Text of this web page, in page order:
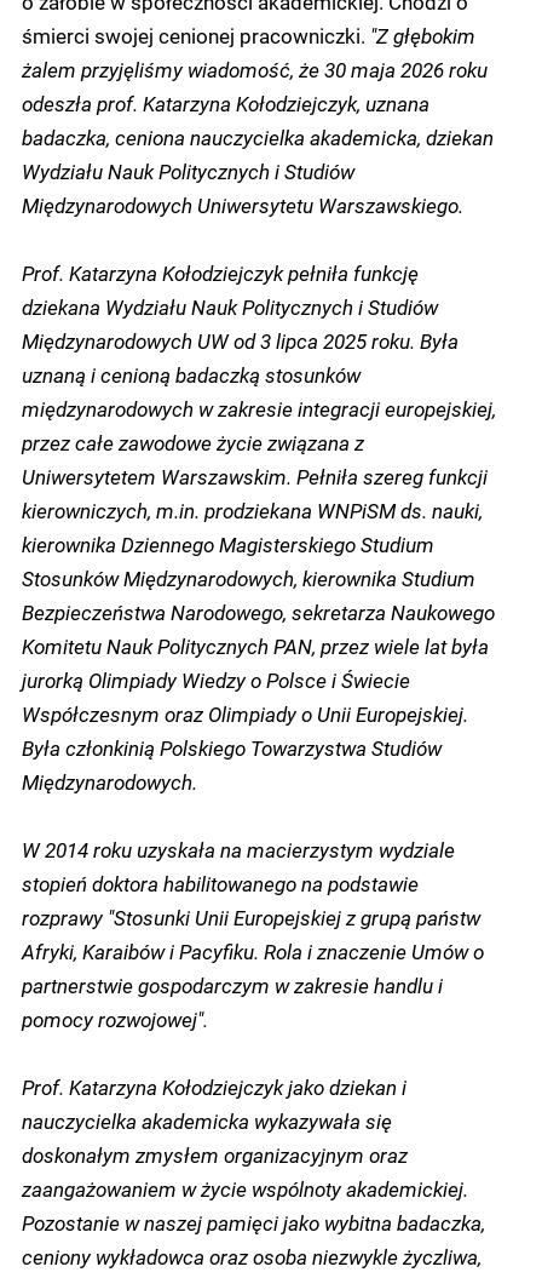
śmierci swojej cenionej pracowniczki. "Z głębokim
żalem przyjęliśmy wiadomość, że 30 maja 2026 roku
odeszła prof. Katarzyna Kołodziejczyk, uznana
badaczka, ceniona nauczycielka akademicka, dziekan
Wydziału Nauk Politycznych i Studiów
Międzynarodowych Uniwersytetu Warszawskiego.
Prof. Katarzyna Kołodziejczyk pełniła funkcję
dziekana Wydziału Nauk Politycznych i Studiów
Międzynarodowych UW od 3 lipca 2025 roku. Była
uznaną i cenioną badaczką stosunków
międzynarodowych w zakresie integracji europejskiej,
przez całe zawodowe życie związana z
Uniwersytetem Warszawskim. Pełniła szereg funkcji
kierowniczych, m.in. prodziekana WNPiSM ds. nauki,
kierownika Dziennego Magisterskiego Studium
Stosunków Międzynarodowych, kierownika Studium
Bezpieczeństwa Narodowego, sekretarza Naukowego
Komitetu Nauk Politycznych PAN, przez wiele lat była
jurorką Olimpiady Wiedzy o Polsce i Świecie
Współczesnym oraz Olimpiady o Unii Europejskiej.
Była członkinią Polskiego Towarzystwa Studiów
Międzynarodowych.
W 2014 roku uzyskała na macierzystym wydziale
stopień doktora habilitowanego na podstawie
rozprawy "Stosunki Unii Europejskiej z grupą państw
Afryki, Karaibów i Pacyfiku. Rola i znaczenie Umów o
partnerstwie gospodarczym w zakresie handlu i
pomocy rozwojowej".
Prof. Katarzyna Kołodziejczyk jako dziekan i
nauczycielka akademicka wykazywała się
doskonałym zmysłem organizacyjnym oraz
zaangażowaniem w życie wspólnoty akademickiej.
Pozostanie w naszej pamięci jako wybitna badaczka,
ceniony wykładowca oraz osoba niezwykle życzliwa,